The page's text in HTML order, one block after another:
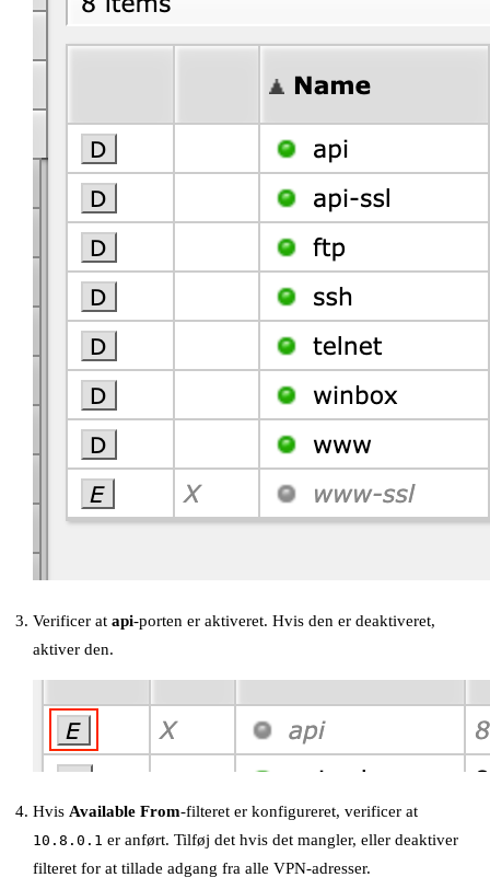
Verificer atapi-porten er aktiveret. Hvis den er deaktiveret,
aktiver den.
Hvis Available From-filteret er konfigureret, verificer at
10.8.0.1 er anført. Tilføj det hvis det mangler, eller deaktiver
filteret for at tillade adgang fra alle VPN-adresser.